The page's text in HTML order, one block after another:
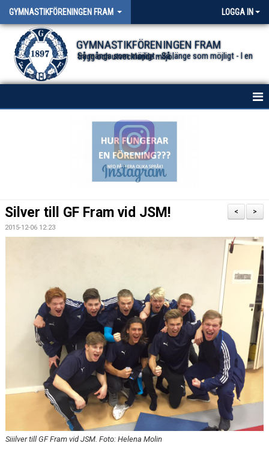
GYMNASTIKFÖRENINGEN FRAM LOGGA IN
GYMNASTIKFÖRENINGEN FRAM
Så många som möjligt - Så länge som möjligt - I en trygg och utvecklande miljö.
NYHETER FÖR ALLA TRUPPER
>
<
Silver till GF Fram vid JSM!
2015-12-06 12:23
Siiilver till GF Fram vid JSM. Foto: Helena Molin